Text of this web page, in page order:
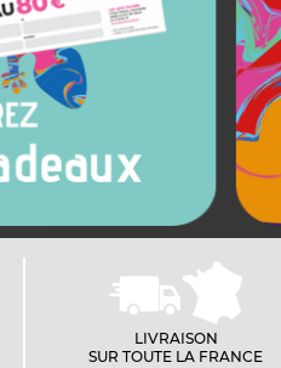
LIVRAISON
SUR TOUTE LA FRANCE